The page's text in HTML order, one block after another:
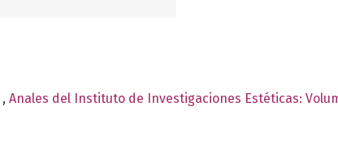
, Anales del Instituto de Investigaciones Estéticas: